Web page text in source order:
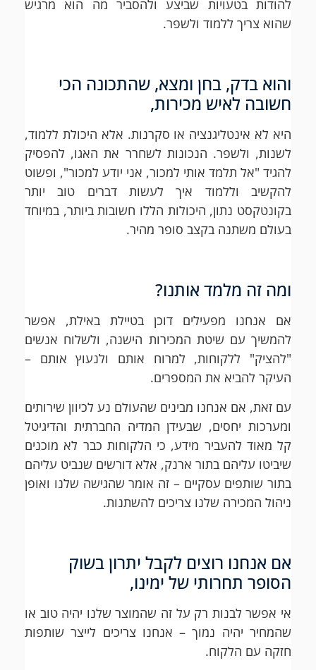
להודות בטעויות שביצע ולהסביר מה הוא מרגיש
שהוא צריך ללמוד ולשפר.
והוא בדק, בחן ומצא, שהתכונה הכי
חשובה לאיש מכירות,
היא לא אינטליגנציה או סקרנות. אלא היכולת ללמוד,
לשנות, ולשפר. הנכונות לשחרר את האגו, להפסיק
להגיד "אל תלמד אותי למכור, אני יודע למכור", ופשוט
להקשיב וללמוד איך לעשות דברים טוב יותר
בקונטקסט נתון, היכולות הללו חשובות ביותר, במיוחד
בעולם משתנה בקצב סופר מהיר.
ומה זה מלמד אותנו?
אם אנחנו מפעילים דוכן בטיילת באילת, אפשר
להמשיך עם שיטת המכירות הישנה, ולשלוח אנשים
"להציק" ללקוחות, למרוח אותם ולנעוץ אותם –
העיקר להביא את המספרים.
עם זאת, אם אנחנו מבינים שהעולם נע לכיוון שירותים
ומערכות יחסים, שבעידן המדיה החברתית והדיגיטל
קל מאוד להעביר מידע, כי הלקוחות כבר לא מוכנים
שיביטו עליהם בתור ארנק, אלא דורשים שנביט עליהם
בתור שותפים עסקיים – זה אומר שהגישה שלנו ואופן
ניהול המכירה שלנו צריכים להשתנות.
אם אנחנו רוצים לקבל יתרון בשוק
הסופר תחרותי של ימינו,
אי אפשר לבנות רק על זה שהמוצר שלנו יהיה טוב או
שהמחיר יהיה נמוך – אנחנו צריכים לייצר שותפות
חזקה עם הלקוח.